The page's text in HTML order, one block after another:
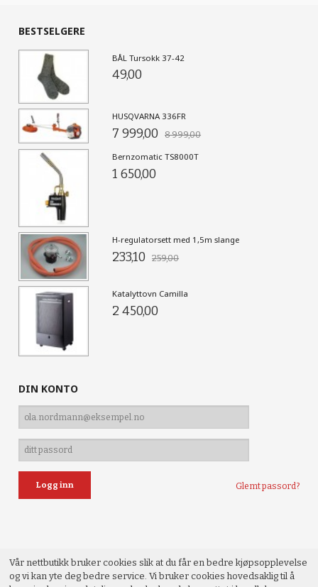
BESTSELGERE
BÅL Tursokk 37-42
49,00
HUSQVARNA 336FR
7 999,00 8 999,00
Bernzomatic TS8000T
1 650,00
H-regulatorsett med 1,5m slange
233,10 259,00
Katalyttovn Camilla
2 450,00
DIN KONTO
Glemt passord?
Vår nettbutikk bruker cookies slik at du får en bedre kjøpsopplevelse
og vi kan yte deg bedre service. Vi bruker cookies hovedsaklig til å